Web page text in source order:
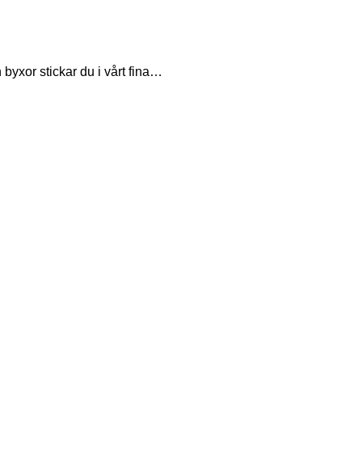
byxor stickar du i vårt fina…